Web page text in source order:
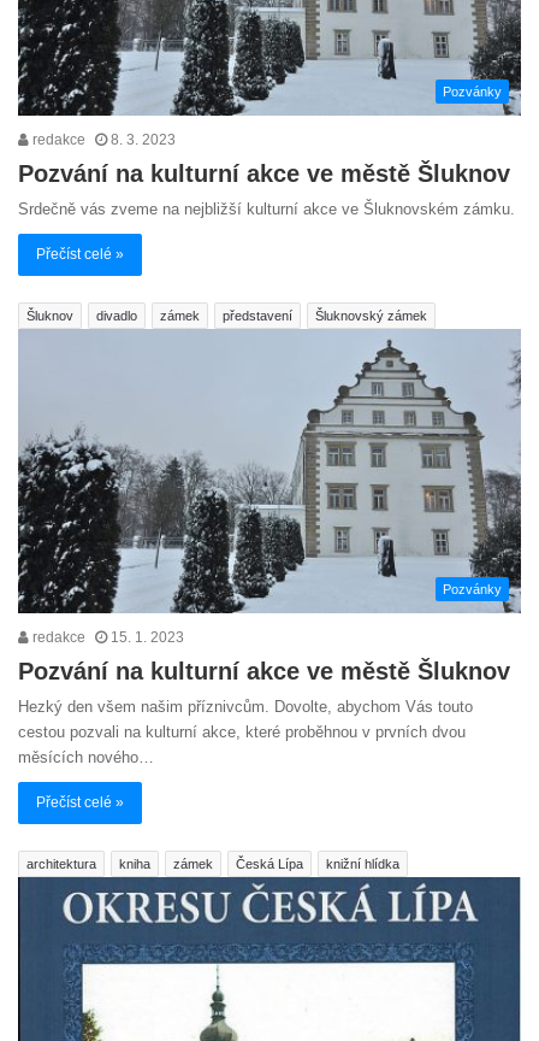
Pozvánky
redakce 8. 3. 2023
Pozvání na kulturní akce ve městě Šluknov
Srdečně vás zveme na nejbližší kulturní akce ve Šluknovském zámku.
Přečíst celé »
Šluknov divadlo zámek představení Šluknovský zámek
Pozvánky
redakce 15. 1. 2023
Pozvání na kulturní akce ve městě Šluknov
Hezký den všem našim příznivcům. Dovolte, abychom Vás touto
cestou pozvali na kulturní akce, které proběhnou v prvních dvou
měsících nového…
Přečíst celé »
architektura kniha zámek Česká Lípa knižní hlídka